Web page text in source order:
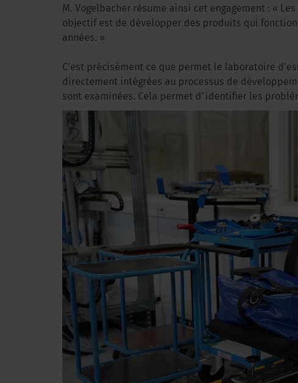
M. Vogelbacher résume ainsi cet engagement : «
objectif est de développer des produits qui
années. »
C’est précisément ce que permet le laboratoire
directement intégrées au processus de
sont examinées. Cela permet d’identifier les